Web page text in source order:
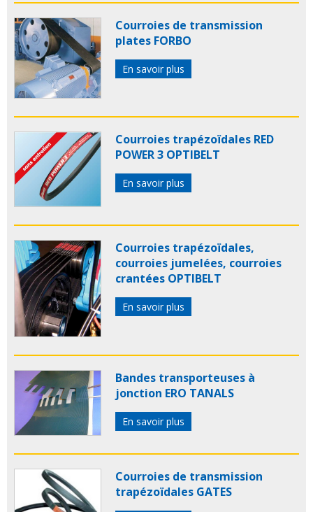
Courroies de transmission
plates FORBO
En savoir plus
Courroies trapézoïdales RED
POWER 3 OPTIBELT
En savoir plus
Courroies trapézoïdales,
courroies jumelées, courroies
crantées OPTIBELT
En savoir plus
Bandes transporteuses à
jonction ERO TANALS
En savoir plus
Courroies de transmission
trapézoïdales GATES